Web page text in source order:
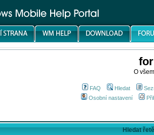
O
FAQ Hledat
Osobní nastavení
Hledat